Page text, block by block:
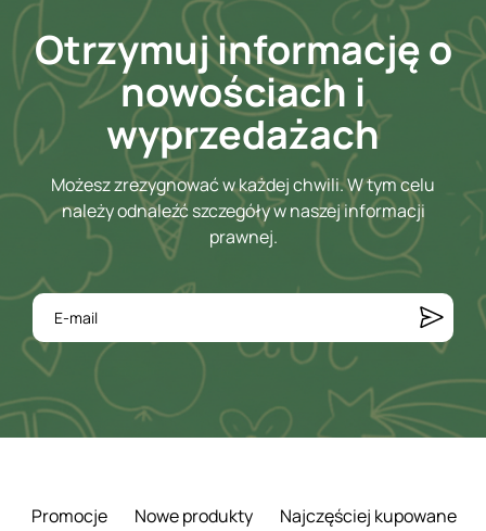
Otrzymuj informację o
nowościach i
wyprzedażach
Możesz zrezygnować w każdej chwili. W tym celu
należy odnaleźć szczegóły w naszej informacji
prawnej.
Promocje Nowe produkty Najczęściej kupowane